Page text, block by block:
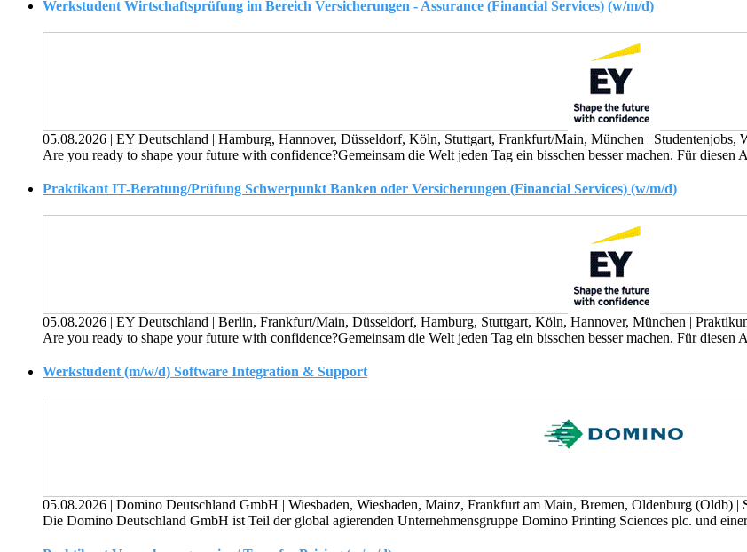
Werkstudent Wirtschaftsprüfung im Bereich Versicherungen - Assurance (Financial Services) (w/m/d)
05.08.2026 | EY Deutschland | Hamburg, Hannover, Düsseldorf, Köln, Stuttgart, Frankfurt/Main, München | Studentenjobs,
Are you ready to shape your future with confidence?Gemeinsam die Welt jeden Tag ein bisschen besser machen. Für diesen
Praktikant IT-Beratung/Prüfung Schwerpunkt Banken oder Versicherungen (Financial Services) (w/m/d)
05.08.2026 | EY Deutschland | Berlin, Frankfurt/Main, Düsseldorf, Hamburg, Stuttgart, Köln, Hannover, München |
Are you ready to shape your future with confidence?Gemeinsam die Welt jeden Tag ein bisschen besser machen. Für diesen
Werkstudent (m/w/d) Software Integration & Support
05.08.2026 | Domino Deutschland GmbH | Wiesbaden, Wiesbaden, Mainz, Frankfurt am Main, Bremen, Oldenburg (Oldb) |
Die Domino Deutschland GmbH ist Teil der global agierenden Unternehmensgruppe Domino Printing Sciences plc. und